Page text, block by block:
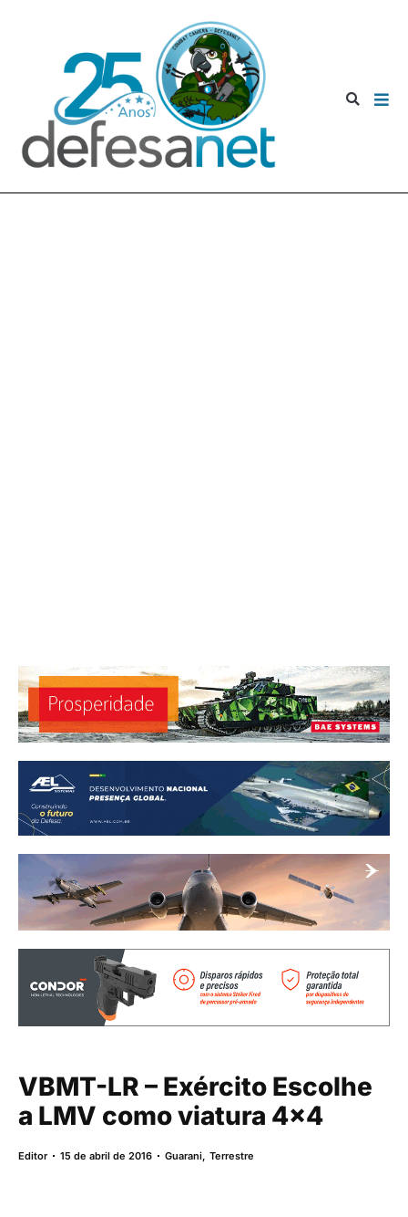
VBMT-LR – Exército Escolhe
a LMV como viatura 4×4
Editor 15 de abril de 2016 Guarani,Terrestre